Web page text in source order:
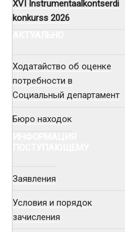
XVI Instrumentaalkontserdi
konkurss 2026
Ходатайство об оценке
потребности в
Социальный департамент
Бюро находок
Заявления
Условия и порядок
зачисления